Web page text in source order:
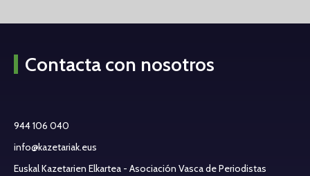
Contacta con nosotros
944 106 040
info@kazetariak.eus
Euskal Kazetarien Elkartea - Asociación Vasca de Periodistas